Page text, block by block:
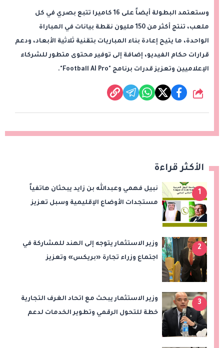
وستعتمد البطولة أيضاً على 16 كاميرا تتبع بصري في كل
ملعب، تنتج أكثر من 150 مليون نقطة بيانات في المباراة
الواحدة، ما يتيح إعادة بناء المباريات بتقنية ثلاثية الأبعاد، ودعم
قرارات حكام الفيديو، إضافة إلى توفير محتوى متطور للشركاء
الإعلاميين وتعزيز قدرات برنامج "Football AI Pro".
شارك
الأكثر قراءة
1
نبيل فهمي وعبدالله بن زايد يبحثان هاتفياً
مستجدات الأوضاع الإقليمية وسبل تعزيز
2
وزير الاستثمار يتوجه إلى الهند للمشاركة في
اجتماع وزراء تجارة «بريكس» وتعزيز
3
وزير الاستثمار يبحث مع اتحاد الغرف التجارية
خطة للتحول الرقمي وتطوير الخدمات لدعم